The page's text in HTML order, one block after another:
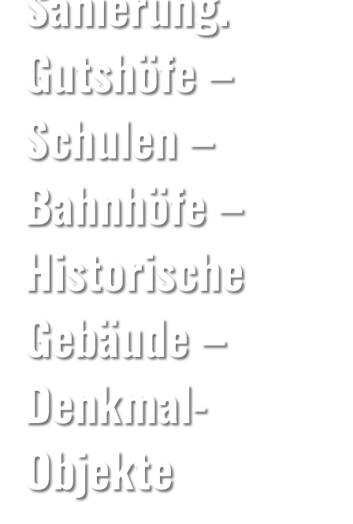
Aktuell
Gutshöfe –
Schulen –
Bahnhöfe –
Historische
Gebäude –
Denkmal-
Objekte